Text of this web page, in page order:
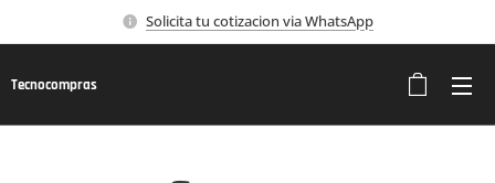
Solicita tu cotizacion via WhatsApp
Tecnocompras